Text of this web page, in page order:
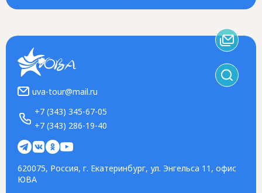
uva-tour@mail.ru
+7 (343) 345-67-05
+7 (343) 286-19-40
620075, Россия, г. Екатеринбург, ул. Энгельса 11, офис
ЮВА